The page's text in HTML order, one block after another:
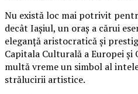
Nu există loc mai potrivit
decât Iașiul, un oraș a cărui
eleganță aristocratică și
Capitala Culturală a Europei și
multă vreme un simbol al
strălucirii artistice.